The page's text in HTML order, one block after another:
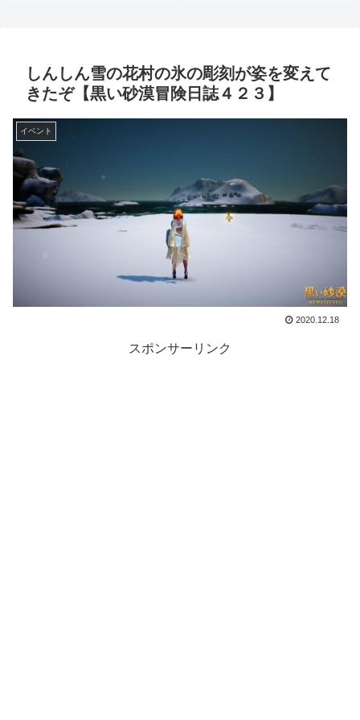
しんしん雪の花村の氷の彫刻が姿を変えて
きたぞ【黒い砂漠冒険日誌４２３】
イベント
2020.12.18
スポンサーリンク